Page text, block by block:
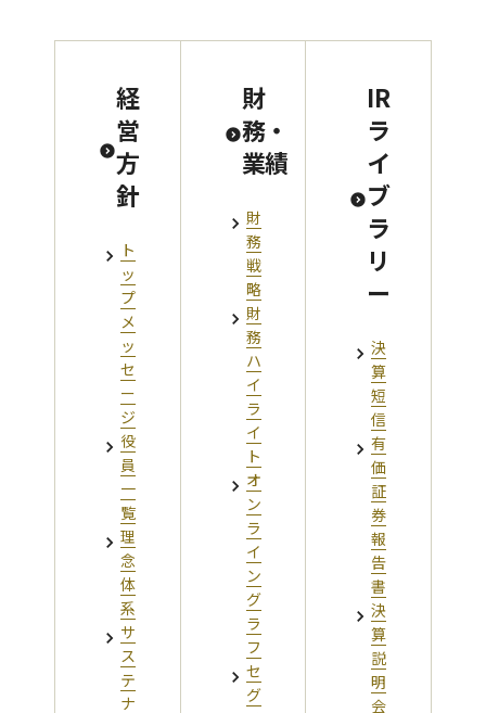
経
営
方
針
ト
ッ
プ
メ
ッ
セ
ー
ジ
役
員
一
覧
理
念
体
系
サ
ス
テ
ナ
財
務・
業績
財
務
戦
略
財
務
ハ
イ
ラ
イ
ト
オ
ン
ラ
イ
ン
グ
ラ
フ
セ
グ
IR
ラ
イ
ブ
ラ
リ
ー
決
算
短
信
有
価
証
券
報
告
書
決
算
説
明
会